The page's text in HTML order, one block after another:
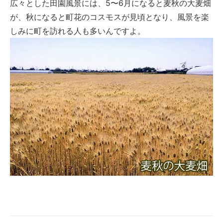
広々とした田園風景には、5〜6月になると麦秋の大麦畑
が、秋になると町花のコスモスが見頃となり、風景を楽
しみに町を訪れる人も多いんですよ。